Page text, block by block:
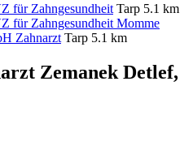
für Zahngesundheit Tarp 5.1 km
für Zahngesundheit Momme
Zahnarzt Tarp 5.1 km
Zemanek Detlef,